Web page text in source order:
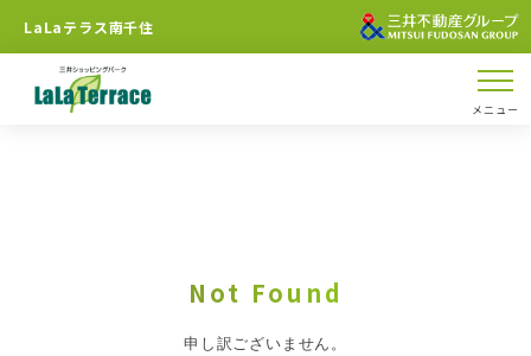
LaLaテラス南千住
メニュー
Not Found
申し訳ございません。